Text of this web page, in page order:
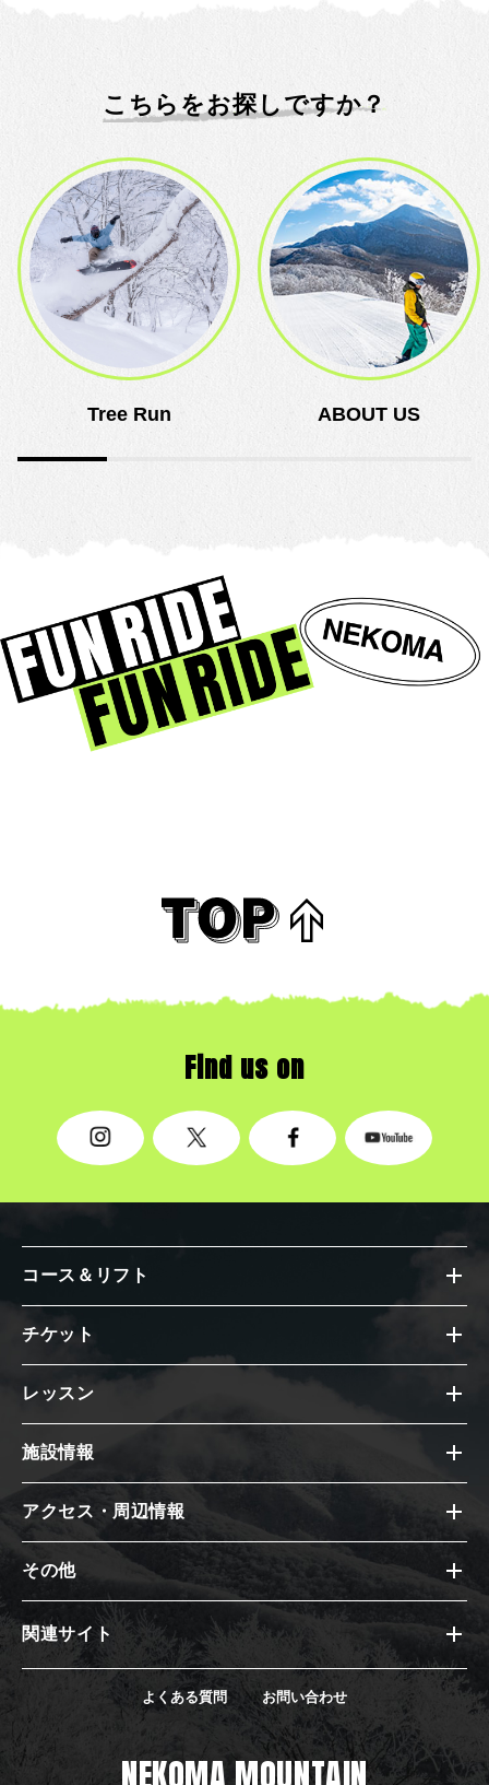
こちらをお探しですか？
Tree Run ABOUT US
Find us on
コース＆リフト
チケット
レッスン
施設情報
アクセス・周辺情報
その他
関連サイト
よくある質問 お問い合わせ